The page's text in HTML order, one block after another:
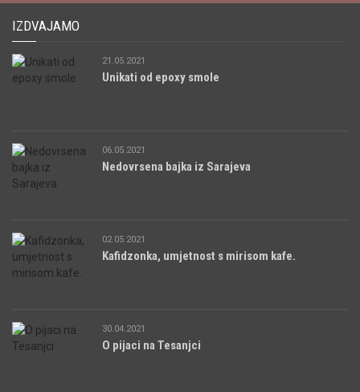
IZDVAJAMO
21.05.2021
Unikati od epoxy smole
06.05.2021
Nedovrsena bajka iz Sarajeva
02.05.2021
Kafidzonka, umjetnost s mirisom kafe.
30.04.2021
O pijaci na Tesanjci